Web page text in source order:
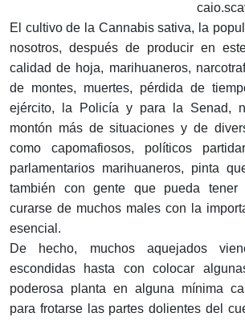
El cultivo de la Cannabis sativa, la
nosotros, después de producir en
calidad de hoja, marihuaneros,
de montes, muertes, pérdida de
ejército, la Policía y para la Senad,
montón más de situaciones y de
como capomafiosos, políticos
parlamentarios marihuaneros, pinta
también con gente que pueda
curarse de muchos males con la
esencial.
De hecho, muchos aquejados
escondidas hasta con colocar
poderosa planta en alguna mínima
para frotarse las partes dolientes del